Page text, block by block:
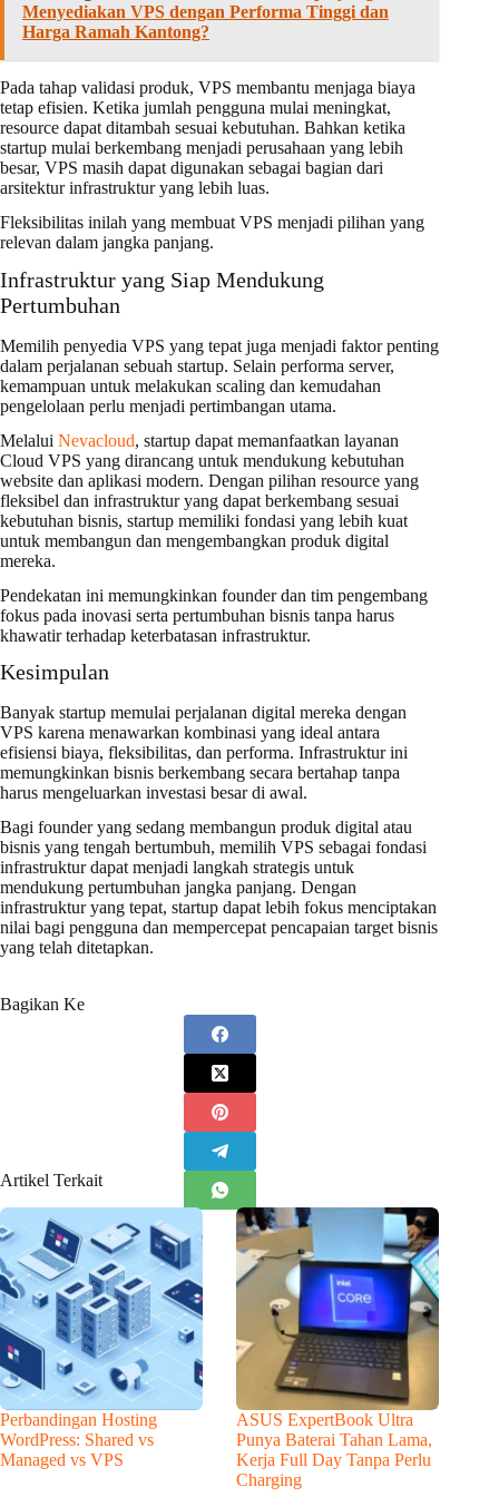
Menyediakan VPS dengan Performa Tinggi dan
Harga Ramah Kantong?
Pada tahap validasi produk, VPS membantu menjaga biaya
tetap efisien. Ketika jumlah pengguna mulai meningkat,
resource dapat ditambah sesuai kebutuhan. Bahkan ketika
startup mulai berkembang menjadi perusahaan yang lebih
besar, VPS masih dapat digunakan sebagai bagian dari
arsitektur infrastruktur yang lebih luas.
Fleksibilitas inilah yang membuat VPS menjadi pilihan yang
relevan dalam jangka panjang.
Infrastruktur yang Siap Mendukung
Pertumbuhan
Memilih penyedia VPS yang tepat juga menjadi faktor penting
dalam perjalanan sebuah startup. Selain performa server,
kemampuan untuk melakukan scaling dan kemudahan
pengelolaan perlu menjadi pertimbangan utama.
Melalui Nevacloud, startup dapat memanfaatkan layanan
Cloud VPS yang dirancang untuk mendukung kebutuhan
website dan aplikasi modern. Dengan pilihan resource yang
fleksibel dan infrastruktur yang dapat berkembang sesuai
kebutuhan bisnis, startup memiliki fondasi yang lebih kuat
untuk membangun dan mengembangkan produk digital
mereka.
Pendekatan ini memungkinkan founder dan tim pengembang
fokus pada inovasi serta pertumbuhan bisnis tanpa harus
khawatir terhadap keterbatasan infrastruktur.
Kesimpulan
Banyak startup memulai perjalanan digital mereka dengan
VPS karena menawarkan kombinasi yang ideal antara
efisiensi biaya, fleksibilitas, dan performa. Infrastruktur ini
memungkinkan bisnis berkembang secara bertahap tanpa
harus mengeluarkan investasi besar di awal.
Bagi founder yang sedang membangun produk digital atau
bisnis yang tengah bertumbuh, memilih VPS sebagai fondasi
infrastruktur dapat menjadi langkah strategis untuk
mendukung pertumbuhan jangka panjang. Dengan
infrastruktur yang tepat, startup dapat lebih fokus menciptakan
nilai bagi pengguna dan mempercepat pencapaian target bisnis
yang telah ditetapkan.
Bagikan Ke
Artikel Terkait
Perbandingan Hosting
WordPress: Shared vs
Managed vs VPS
ASUS ExpertBook Ultra
Punya Baterai Tahan Lama,
Kerja Full Day Tanpa Perlu
Charging